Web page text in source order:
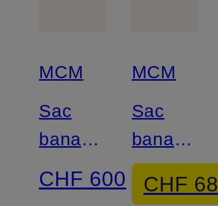
MCM
Sac
banane
FURSTEN
CHF 600
MCM
Sac
banane
MEDIUM
CHF